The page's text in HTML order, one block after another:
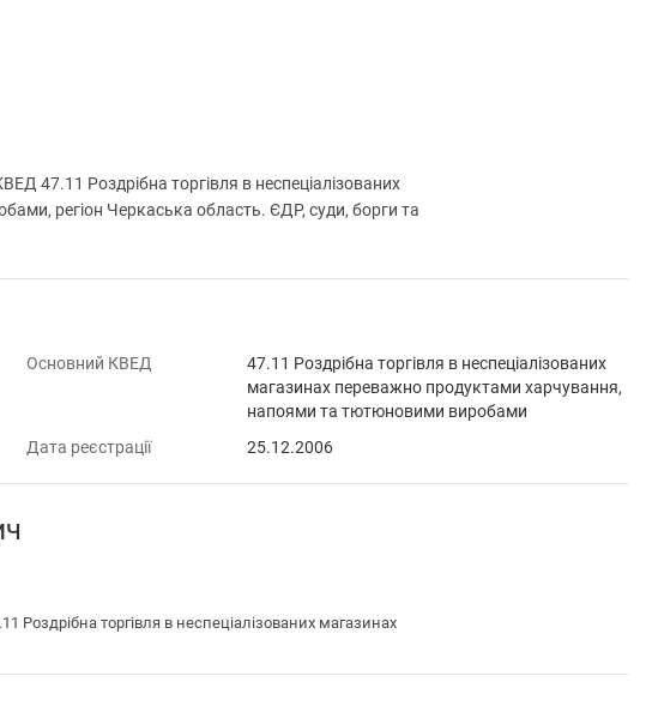
Роздрібна торгівля в неспеціалізованих
регіон Черкаська область. ЄДР, суди, борги та
Основний КВЕД
47.11 Роздрібна торгівля в неспеціалізованих
магазинах переважно продуктами харчування,
напоями та тютюновими виробами
Дата реєстрації 25.12.2006
торгівля в неспеціалізованих магазинах